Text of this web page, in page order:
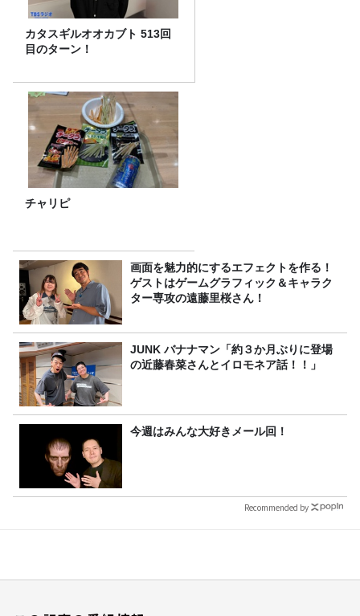
カタスギルオオカブト 513回
目のターン！
チャリピ
画面を魅力的にするエフェクトを作る！
ゲストはゲームグラフィック＆キャラク
ター専攻の遠藤里桜さん！
JUNK バナナマン「約３か月ぶりに登場
の近藤春菜さんとイロモネア話！！」
今週はみんな大好きメール回！
Recommended by